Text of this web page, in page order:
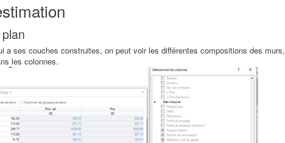
a ses couches construites, on peut voir les différentes compositions des murs,
les colonnes.